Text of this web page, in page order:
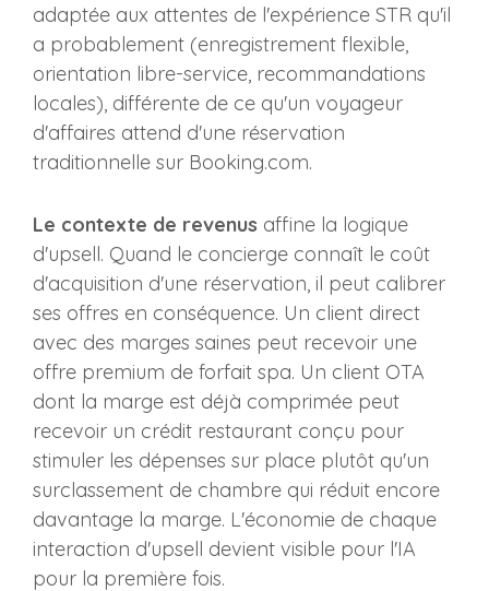
adaptée aux attentes de l'expérience STR qu'il
a probablement (enregistrement flexible,
orientation libre-service, recommandations
locales), différente de ce qu'un voyageur
d'affaires attend d'une réservation
traditionnelle sur Booking.com.
Le contexte de revenus affine la logique
d'upsell. Quand le concierge connaît le coût
d'acquisition d'une réservation, il peut calibrer
ses offres en conséquence. Un client direct
avec des marges saines peut recevoir une
offre premium de forfait spa. Un client OTA
dont la marge est déjà comprimée peut
recevoir un crédit restaurant conçu pour
stimuler les dépenses sur place plutôt qu'un
surclassement de chambre qui réduit encore
davantage la marge. L'économie de chaque
interaction d'upsell devient visible pour l'IA
pour la première fois.